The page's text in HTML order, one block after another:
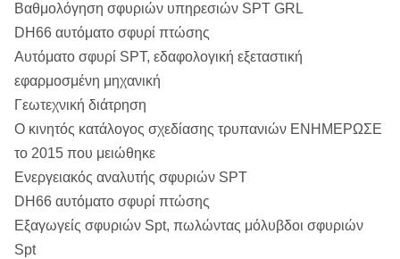
Βαθμολόγηση σφυριών υπηρεσιών SPT GRL
DH66 αυτόματο σφυρί πτώσης
Αυτόματο σφυρί SPT, εδαφολογική εξεταστική
εφαρμοσμένη μηχανική
Γεωτεχνική διάτρηση
Ο κινητός κατάλογος σχεδίασης τρυπανιών ΕΝΗΜΕΡΩΣΕ
το 2015 που μειώθηκε
Ενεργειακός αναλυτής σφυριών SPT
DH66 αυτόματο σφυρί πτώσης
Εξαγωγείς σφυριών Spt, πωλώντας μόλυβδοι σφυριών
Spt